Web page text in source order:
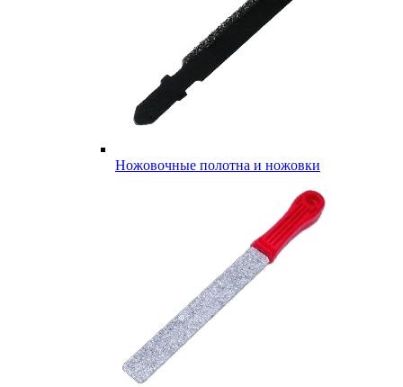
Ножовочные полотна и ножовки